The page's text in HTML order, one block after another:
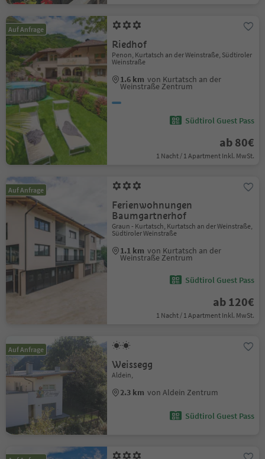
Auf Anfrage
Riedhof
Penon, Kurtatsch an der Weinstraße, Südtiroler
Weinstraße
1.6 km von Kurtatsch an der
Weinstraße Zentrum
Südtirol Guest Pass
ab 80€
1 Nacht / 1 Apartment Inkl. MwSt.
Auf Anfrage
Ferienwohnungen
Baumgartnerhof
Graun - Kurtatsch, Kurtatsch an der Weinstraße,
Südtiroler Weinstraße
1.1 km von Kurtatsch an der
Weinstraße Zentrum
Südtirol Guest Pass
ab 120€
1 Nacht / 1 Apartment Inkl. MwSt.
Auf Anfrage
Weissegg
Aldein,
2.3 km von Aldein Zentrum
Südtirol Guest Pass